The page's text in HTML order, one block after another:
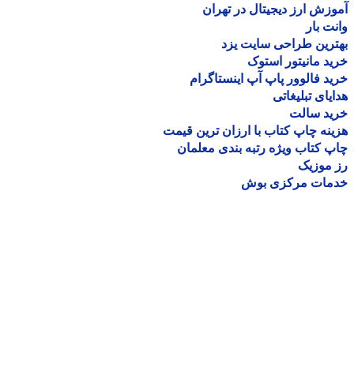
ارز دیجیتال در تهران
بار
طراحی سایت یزد
مانیتور استوک
فالوور پاپ آپ اینستاگرام
تبلیغاتی
سالت
چاپ کتاب با ارزان ترین قیمت
کتاب ویژه رتبه بندی معلمان
موزیک
مرکزی بوش